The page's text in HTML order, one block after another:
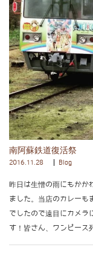
南阿蘇鉄道復活祭
2016.11.28 Blog
昨日は生憎の雨にもかか
ました。当店のカレーも
でしたので遠目にカメラ
す！皆さん、ワンピー